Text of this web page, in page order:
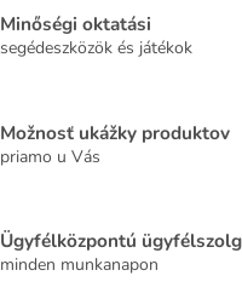
Minőségi oktatási
segédeszközök és játékok
Možnosť ukážky produktov
priamo u Vás
Ügyfélközpontú
minden munkanapon